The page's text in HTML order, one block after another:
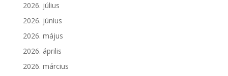
2026. július
2026. június
2026. május
2026. április
2026. március